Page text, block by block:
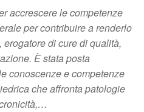
accrescere le competenze
per contribuire a renderlo
di cure di qualità,
È stata posta
conoscenze e competenze
che affronta patologie